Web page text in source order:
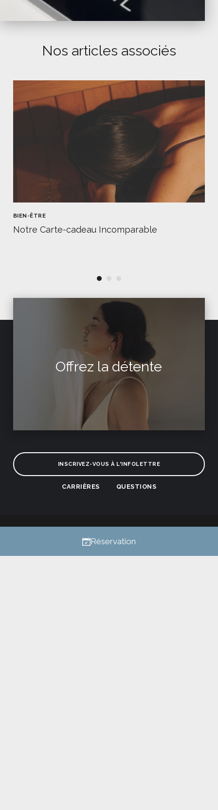
Réservation
Nos articles associés
BIEN-ÊTRE
Notre Carte-cadeau Incomparable
Offrez la détente
INSCRIVEZ-VOUS À L'INFOLETTRE
CARRIÈRES QUESTIONS